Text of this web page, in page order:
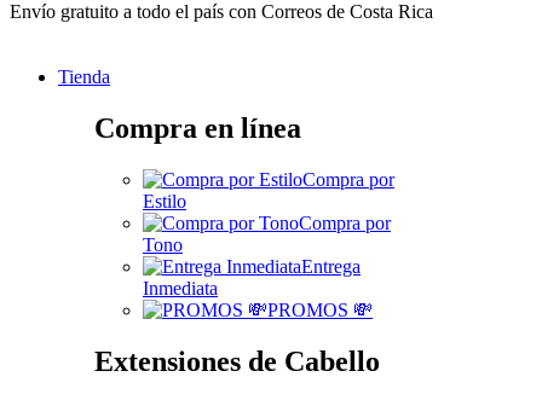
Envío gratuito a todo el país con Correos de Costa Rica
Tienda
Compra en línea
Compra por
Estilo
Compra por
Tono
Entrega
Inmediata
PROMOS 💸
Extensiones de Cabello